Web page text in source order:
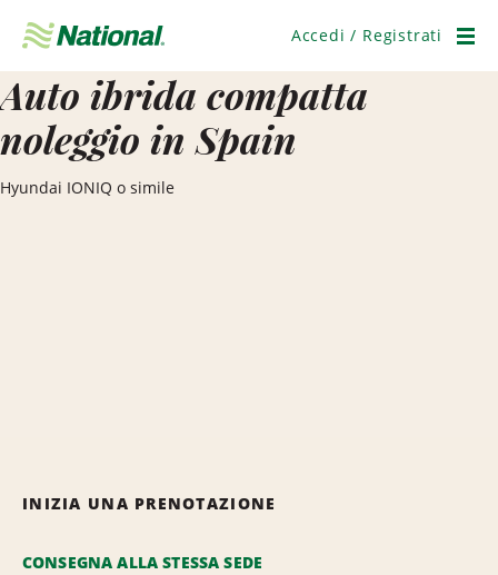
navigazione
Accedi / Registrati
Auto ibrida compatta
noleggio in Spain
Hyundai IONIQ o simile
INIZIA UNA PRENOTAZIONE
CONSEGNA ALLA STESSA SEDE